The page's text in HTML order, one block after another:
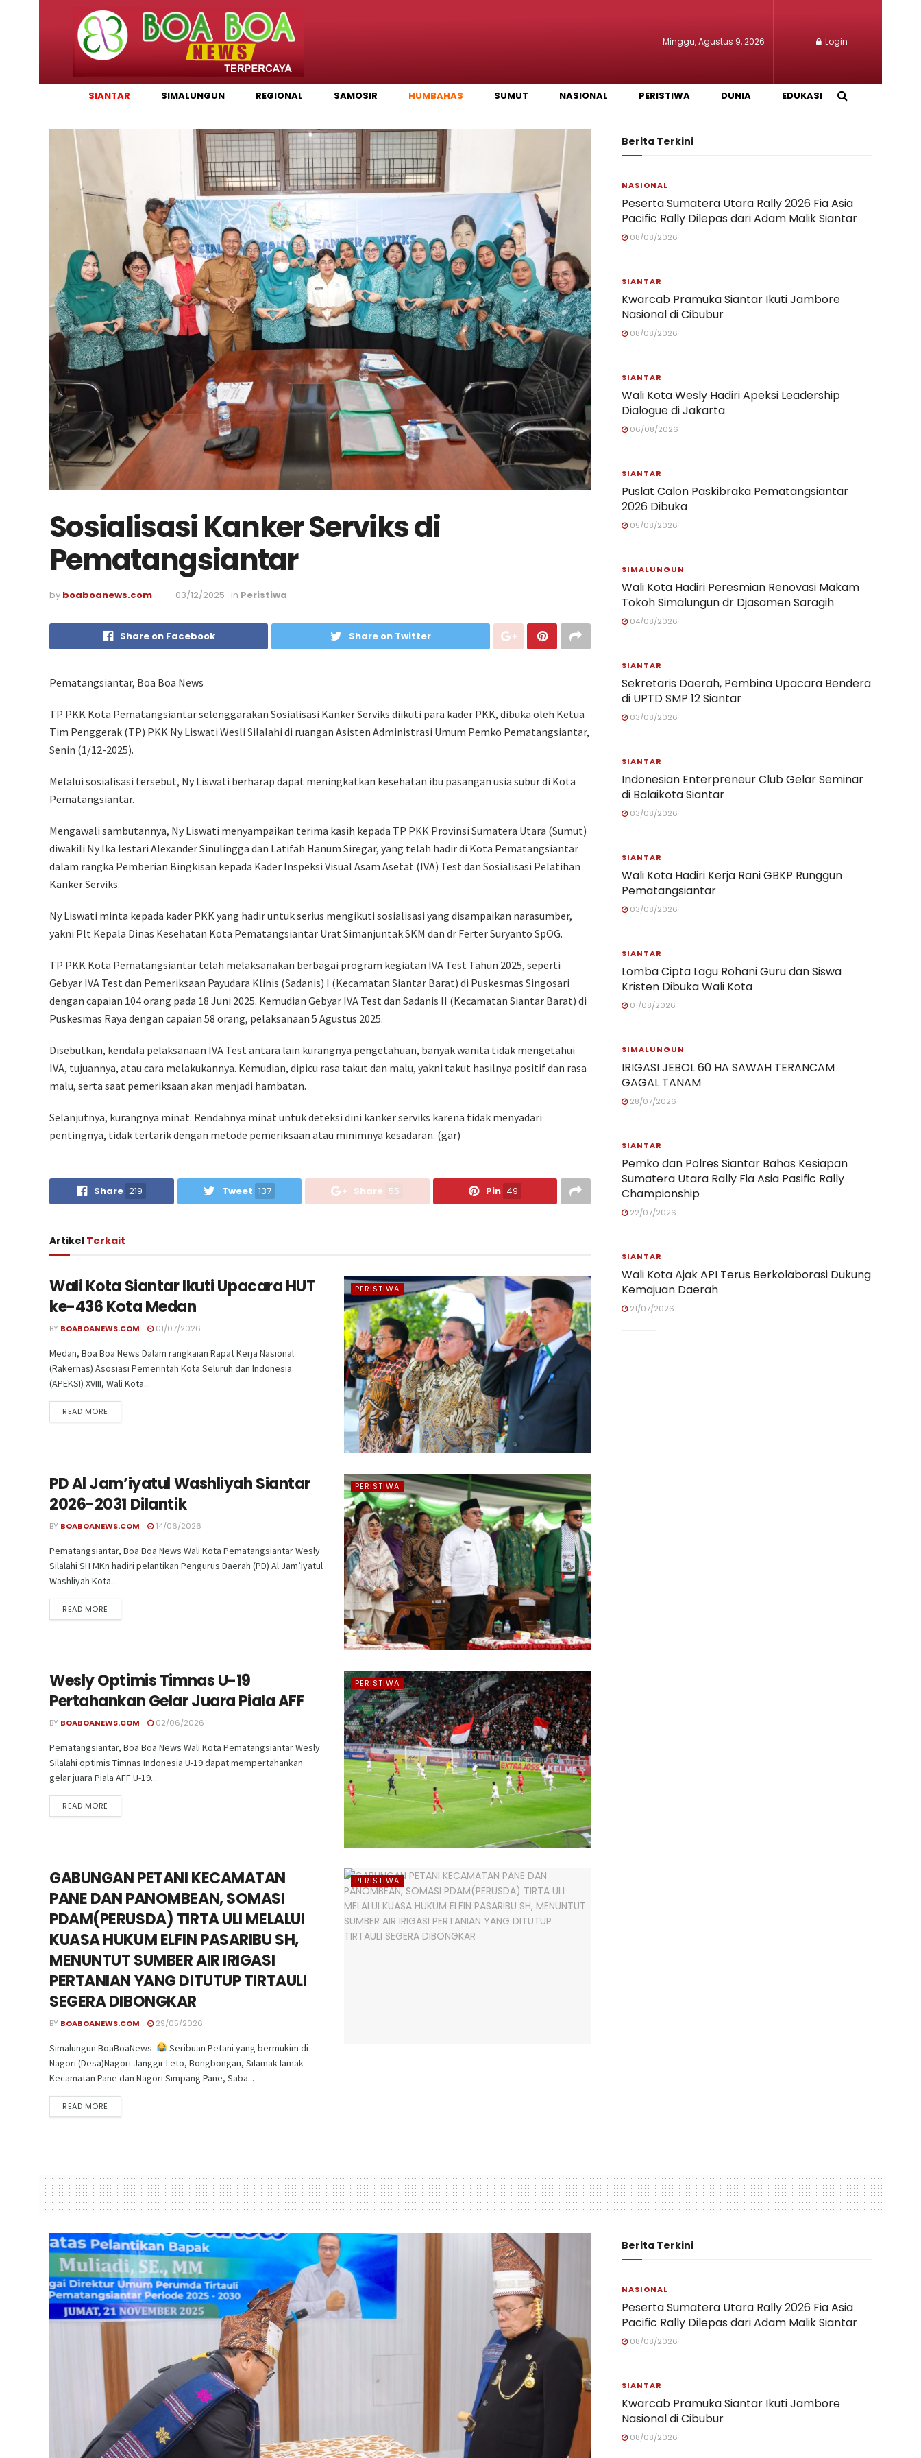
Minggu, Agustus 9, 2026 Login
SIANTAR SIMALUNGUN REGIONAL SAMOSIR HUMBAHAS SUMUT NASIONAL PERISTIWA DUNIA EDUKASI
Sosialisasi Kanker Serviks di
Pematangsiantar
by boaboanews.com 03/12/2025 in Peristiwa
Share on Facebook Share on Twitter
Pematangsiantar, Boa Boa News
TP PKK Kota Pematangsiantar selenggarakan Sosialisasi Kanker Serviks diikuti para kader PKK, dibuka oleh Ketua
Tim Penggerak (TP) PKK Ny Liswati Wesli Silalahi di ruangan Asisten Administrasi Umum Pemko Pematangsiantar,
Senin (1/12-2025).
Melalui sosialisasi tersebut, Ny Liswati berharap dapat meningkatkan kesehatan ibu pasangan usia subur di Kota
Pematangsiantar.
Mengawali sambutannya, Ny Liswati menyampaikan terima kasih kepada TP PKK Provinsi Sumatera Utara (Sumut)
diwakili Ny Ika lestari Alexander Sinulingga dan Latifah Hanum Siregar, yang telah hadir di Kota Pematangsiantar
dalam rangka Pemberian Bingkisan kepada Kader Inspeksi Visual Asam Asetat (IVA) Test dan Sosialisasi Pelatihan
Kanker Serviks.
Ny Liswati minta kepada kader PKK yang hadir untuk serius mengikuti sosialisasi yang disampaikan narasumber,
yakni Plt Kepala Dinas Kesehatan Kota Pematangsiantar Urat Simanjuntak SKM dan dr Ferter Suryanto SpOG.
TP PKK Kota Pematangsiantar telah melaksanakan berbagai program kegiatan IVA Test Tahun 2025, seperti
Gebyar IVA Test dan Pemeriksaan Payudara Klinis (Sadanis) I (Kecamatan Siantar Barat) di Puskesmas Singosari
dengan capaian 104 orang pada 18 Juni 2025. Kemudian Gebyar IVA Test dan Sadanis II (Kecamatan Siantar Barat) di
Puskesmas Raya dengan capaian 58 orang, pelaksanaan 5 Agustus 2025.
Disebutkan, kendala pelaksanaan IVA Test antara lain kurangnya pengetahuan, banyak wanita tidak mengetahui
IVA, tujuannya, atau cara melakukannya. Kemudian, dipicu rasa takut dan malu, yakni takut hasilnya positif dan rasa
malu, serta saat pemeriksaan akan menjadi hambatan.
Selanjutnya, kurangnya minat. Rendahnya minat untuk deteksi dini kanker serviks karena tidak menyadari
pentingnya, tidak tertarik dengan metode pemeriksaan atau minimnya kesadaran. (gar)
Share 219 Tweet 137 Share 55 Pin 49
Artikel Terkait
PERISTIWA
Wali Kota Siantar Ikuti Upacara HUT
ke-436 Kota Medan
BY BOABOANEWS.COM 01/07/2026
Medan, Boa Boa News Dalam rangkaian Rapat Kerja Nasional
(Rakernas) Asosiasi Pemerintah Kota Seluruh dan Indonesia
(APEKSI) XVIII, Wali Kota...
READ MORE
PERISTIWA
PD Al Jam’iyatul Washliyah Siantar
2026-2031 Dilantik
BY BOABOANEWS.COM 14/06/2026
Pematangsiantar, Boa Boa News Wali Kota Pematangsiantar Wesly
Silalahi SH MKn hadiri pelantikan Pengurus Daerah (PD) Al Jam’iyatul
Washliyah Kota...
READ MORE
PERISTIWA
Wesly Optimis Timnas U-19
Pertahankan Gelar Juara Piala AFF
BY BOABOANEWS.COM 02/06/2026
Pematangsiantar, Boa Boa News Wali Kota Pematangsiantar Wesly
Silalahi optimis Timnas Indonesia U-19 dapat mempertahankan
gelar juara Piala AFF U-19...
READ MORE
PERISTIWA
GABUNGAN PETANI KECAMATAN
PANE DAN PANOMBEAN, SOMASI
PDAM(PERUSDA) TIRTA ULI MELALUI
KUASA HUKUM ELFIN PASARIBU SH,
MENUNTUT SUMBER AIR IRIGASI
PERTANIAN YANG DITUTUP TIRTAULI
SEGERA DIBONGKAR
BY BOABOANEWS.COM 29/05/2026
Simalungun BoaBoaNews
Seribuan Petani yang bermukim di
Nagori (Desa)Nagori Janggir Leto, Bongbongan, Silamak-lamak
Kecamatan Pane dan Nagori Simpang Pane, Saba...
READ MORE
Berita Terkini
NASIONAL
Peserta Sumatera Utara Rally 2026 Fia Asia
Pacific Rally Dilepas dari Adam Malik Siantar
08/08/2026
SIANTAR
Kwarcab Pramuka Siantar Ikuti Jambore
Nasional di Cibubur
08/08/2026
SIANTAR
Wali Kota Wesly Hadiri Apeksi Leadership
Dialogue di Jakarta
06/08/2026
SIANTAR
Puslat Calon Paskibraka Pematangsiantar
2026 Dibuka
05/08/2026
SIMALUNGUN
Wali Kota Hadiri Peresmian Renovasi Makam
Tokoh Simalungun dr Djasamen Saragih
04/08/2026
SIANTAR
Sekretaris Daerah, Pembina Upacara Bendera
di UPTD SMP 12 Siantar
03/08/2026
SIANTAR
Indonesian Enterpreneur Club Gelar Seminar
di Balaikota Siantar
03/08/2026
SIANTAR
Wali Kota Hadiri Kerja Rani GBKP Runggun
Pematangsiantar
03/08/2026
SIANTAR
Lomba Cipta Lagu Rohani Guru dan Siswa
Kristen Dibuka Wali Kota
01/08/2026
SIMALUNGUN
IRIGASI JEBOL 60 HA SAWAH TERANCAM
GAGAL TANAM
28/07/2026
SIANTAR
Pemko dan Polres Siantar Bahas Kesiapan
Sumatera Utara Rally Fia Asia Pasific Rally
Championship
22/07/2026
SIANTAR
Wali Kota Ajak API Terus Berkolaborasi Dukung
Kemajuan Daerah
21/07/2026
Berita Terkini
NASIONAL
Peserta Sumatera Utara Rally 2026 Fia Asia
Pacific Rally Dilepas dari Adam Malik Siantar
08/08/2026
SIANTAR
Kwarcab Pramuka Siantar Ikuti Jambore
Nasional di Cibubur
08/08/2026